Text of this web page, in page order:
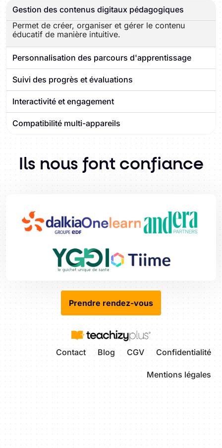
Gestion des contenus digitaux pédagogiques
Permet de créer, organiser et gérer le contenu
éducatif de manière intuitive.
Personnalisation des parcours d'apprentissage
Suivi des progrès et évaluations
Interactivité et engagement
Compatibilité multi-appareils
Ils nous font confiance
Prendre rendez-vous
Contact Blog CGV Confidentialité
Mentions légales